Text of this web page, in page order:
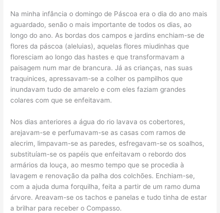
Na minha infância o domingo de Páscoa era o dia do ano mais
aguardado, senão o mais importante de todos os dias, ao
longo do ano. As bordas dos campos e jardins enchiam-se de
flores da páscoa (aleluias), aquelas flores miudinhas que
floresciam ao longo das hastes e que transformavam a
paisagem num mar de brancura. Já as crianças, nas suas
traquinices, apressavam-se a colher os pampilhos que
inundavam tudo de amarelo e com eles faziam grandes
colares com que se enfeitavam.
Nos dias anteriores a água do rio lavava os cobertores,
arejavam-se e perfumavam-se as casas com ramos de
alecrim, limpavam-se as paredes, esfregavam-se os soalhos,
substituíam-se os papéis que enfeitavam o rebordo dos
armários da louça, ao mesmo tempo que se procedia à
lavagem e renovação da palha dos colchões. Enchiam-se,
com a ajuda duma forquilha, feita a partir de um ramo duma
árvore. Areavam-se os tachos e panelas e tudo tinha de estar
a brilhar para receber o Compasso.